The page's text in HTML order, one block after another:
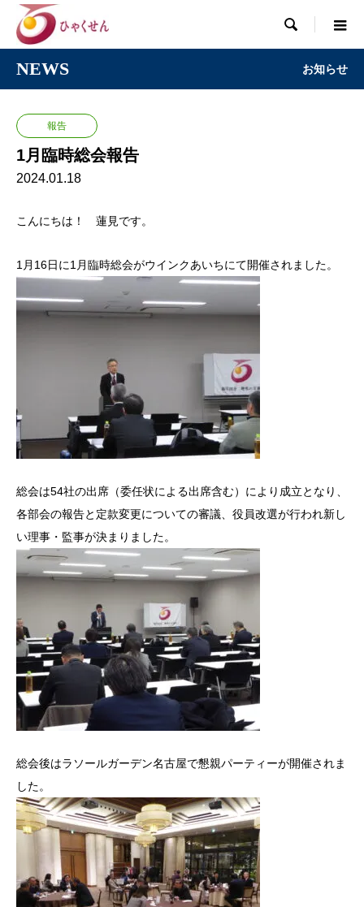

NEWS お知らせ
報告
1月臨時総会報告
2024.01.18
こんにちは！ 蓮見です。
1月16日に1月臨時総会がウインクあいちにて開催されました。
総会は54社の出席（委任状による出席含む）により成立となり、
各部会の報告と定款変更についての審議、役員改選が行われ新し
い理事・監事が決まりました。
総会後はラソールガーデン名古屋で懇親パーティーが開催されま
した。